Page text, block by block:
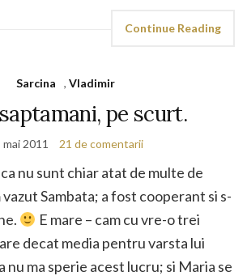
Continue Reading
Sarcina , Vladimir
pe scurt.
mai 2011 21 de comentarii
nu sunt chiar atat de multe de
vazut Sambata; a fost cooperant si s-
E mare – cam cu vre-o trei
decat media pentru varsta lui
nu ma sperie acest lucru; si Maria se